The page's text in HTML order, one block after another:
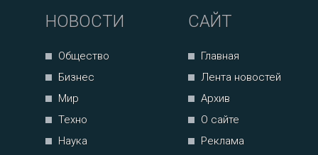
НОВОСТИ
Общество
Бизнес
Мир
Техно
Наука
САЙТ
Главная
Лента новостей
Архив
О сайте
Реклама